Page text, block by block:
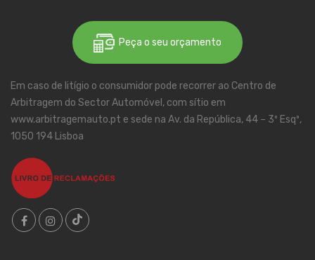
Peça o seu orçamento
Em caso de litígio o consumidor pode recorrer ao Centro de
Arbitragem do Sector Automóvel, com sítio em
www.arbitragemauto.pt e sede na Av. da República, 44 – 3º Esqº,
1050 194 Lisboa